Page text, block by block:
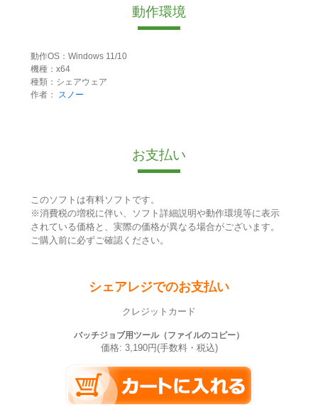
動作環境
動作OS：Windows 11/10
機種：x64
種類：シェアウェア
作者：
スノー
お支払い
このソフトは有料ソフトです。
※消費税の増税に伴い、ソフト詳細説明や動作環境等に表示
されている価格と、実際の価格が異なる場合がございます。
ご購入前に必ずご確認ください。
シェアレジでのお支払い
クレジットカード
バッチジョブ用ツール（ファイルのコピー）
価格: 3,190円(手数料・税込)